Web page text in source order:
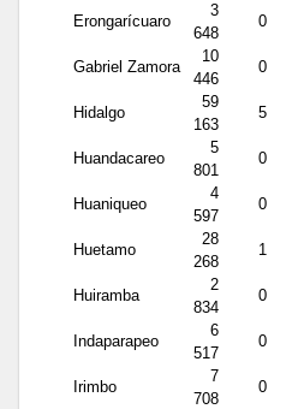
Erongarícuaro
3
648
0
Gabriel Zamora
10
446
0
Hidalgo
59
163
5
Huandacareo
5
801
0
Huaniqueo
4
597
0
Huetamo
28
268
1
Huiramba
2
834
0
Indaparapeo
6
517
0
Irimbo
7
708
0